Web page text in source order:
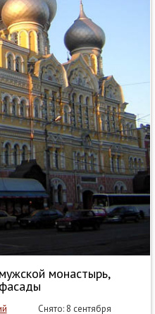
монастырь,
Снято: 8 сентября